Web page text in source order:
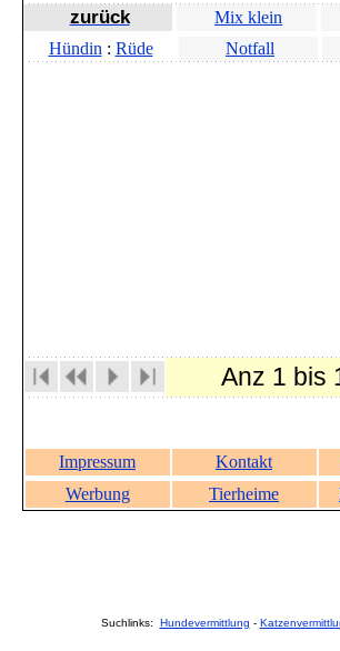
zurück Mix klein
Hündin : Rüde Notfall
Anz 1 bis
Impressum Kontakt
Werbung
Tierheime
Suchlinks: Hundevermittlung -